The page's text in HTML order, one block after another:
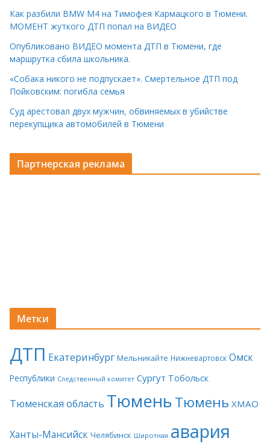
Как разбили BMW M4 на Тимофея Кармацкого в Тюмени.
МОМЕНТ жуткого ДТП попал на ВИДЕО
Опубликовано ВИДЕО момента ДТП в Тюмени, где
маршрутка сбила школьника.
«Собака никого не подпускает». Смертельное ДТП под
Пойковским: погибла семья
Суд арестовал двух мужчин, обвиняемых в убийстве
перекупщика автомобилей в Тюмени
Партнерская реклама
Метки
ДТП Екатеринбург Мельникайте Нижневартовск Омск
Республики Следственный комитет Сургут Тобольск
Тюменская область ТюменьТюмень ХМАО
Ханты-Мансийск Челябинск Широтная авария